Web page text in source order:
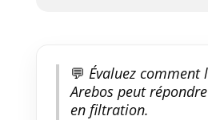
jardin et les piscines
préfiltre intégré est
accessible et facilite
💬 Évaluez comment
Arebos peut
en filtration.